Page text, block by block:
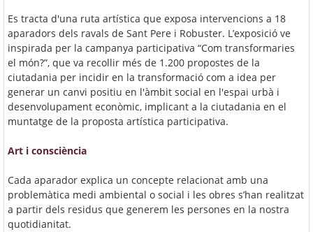
Es tracta d'una ruta artística que exposa intervencions a 18
aparadors dels ravals de Sant Pere i Robuster. L’exposició ve
inspirada per la campanya participativa “Com transformaries
el món?”, que va recollir més de 1.200 propostes de la
ciutadania per incidir en la transformació com a idea per
generar un canvi positiu en l'àmbit social en l'espai urbà i
desenvolupament econòmic, implicant a la ciutadania en el
muntatge de la proposta artística participativa.
Art i consciència
Cada aparador explica un concepte relacionat amb una
problemàtica medi ambiental o social i les obres s’han realitzat
a partir dels residus que generem les persones en la nostra
quotidianitat.